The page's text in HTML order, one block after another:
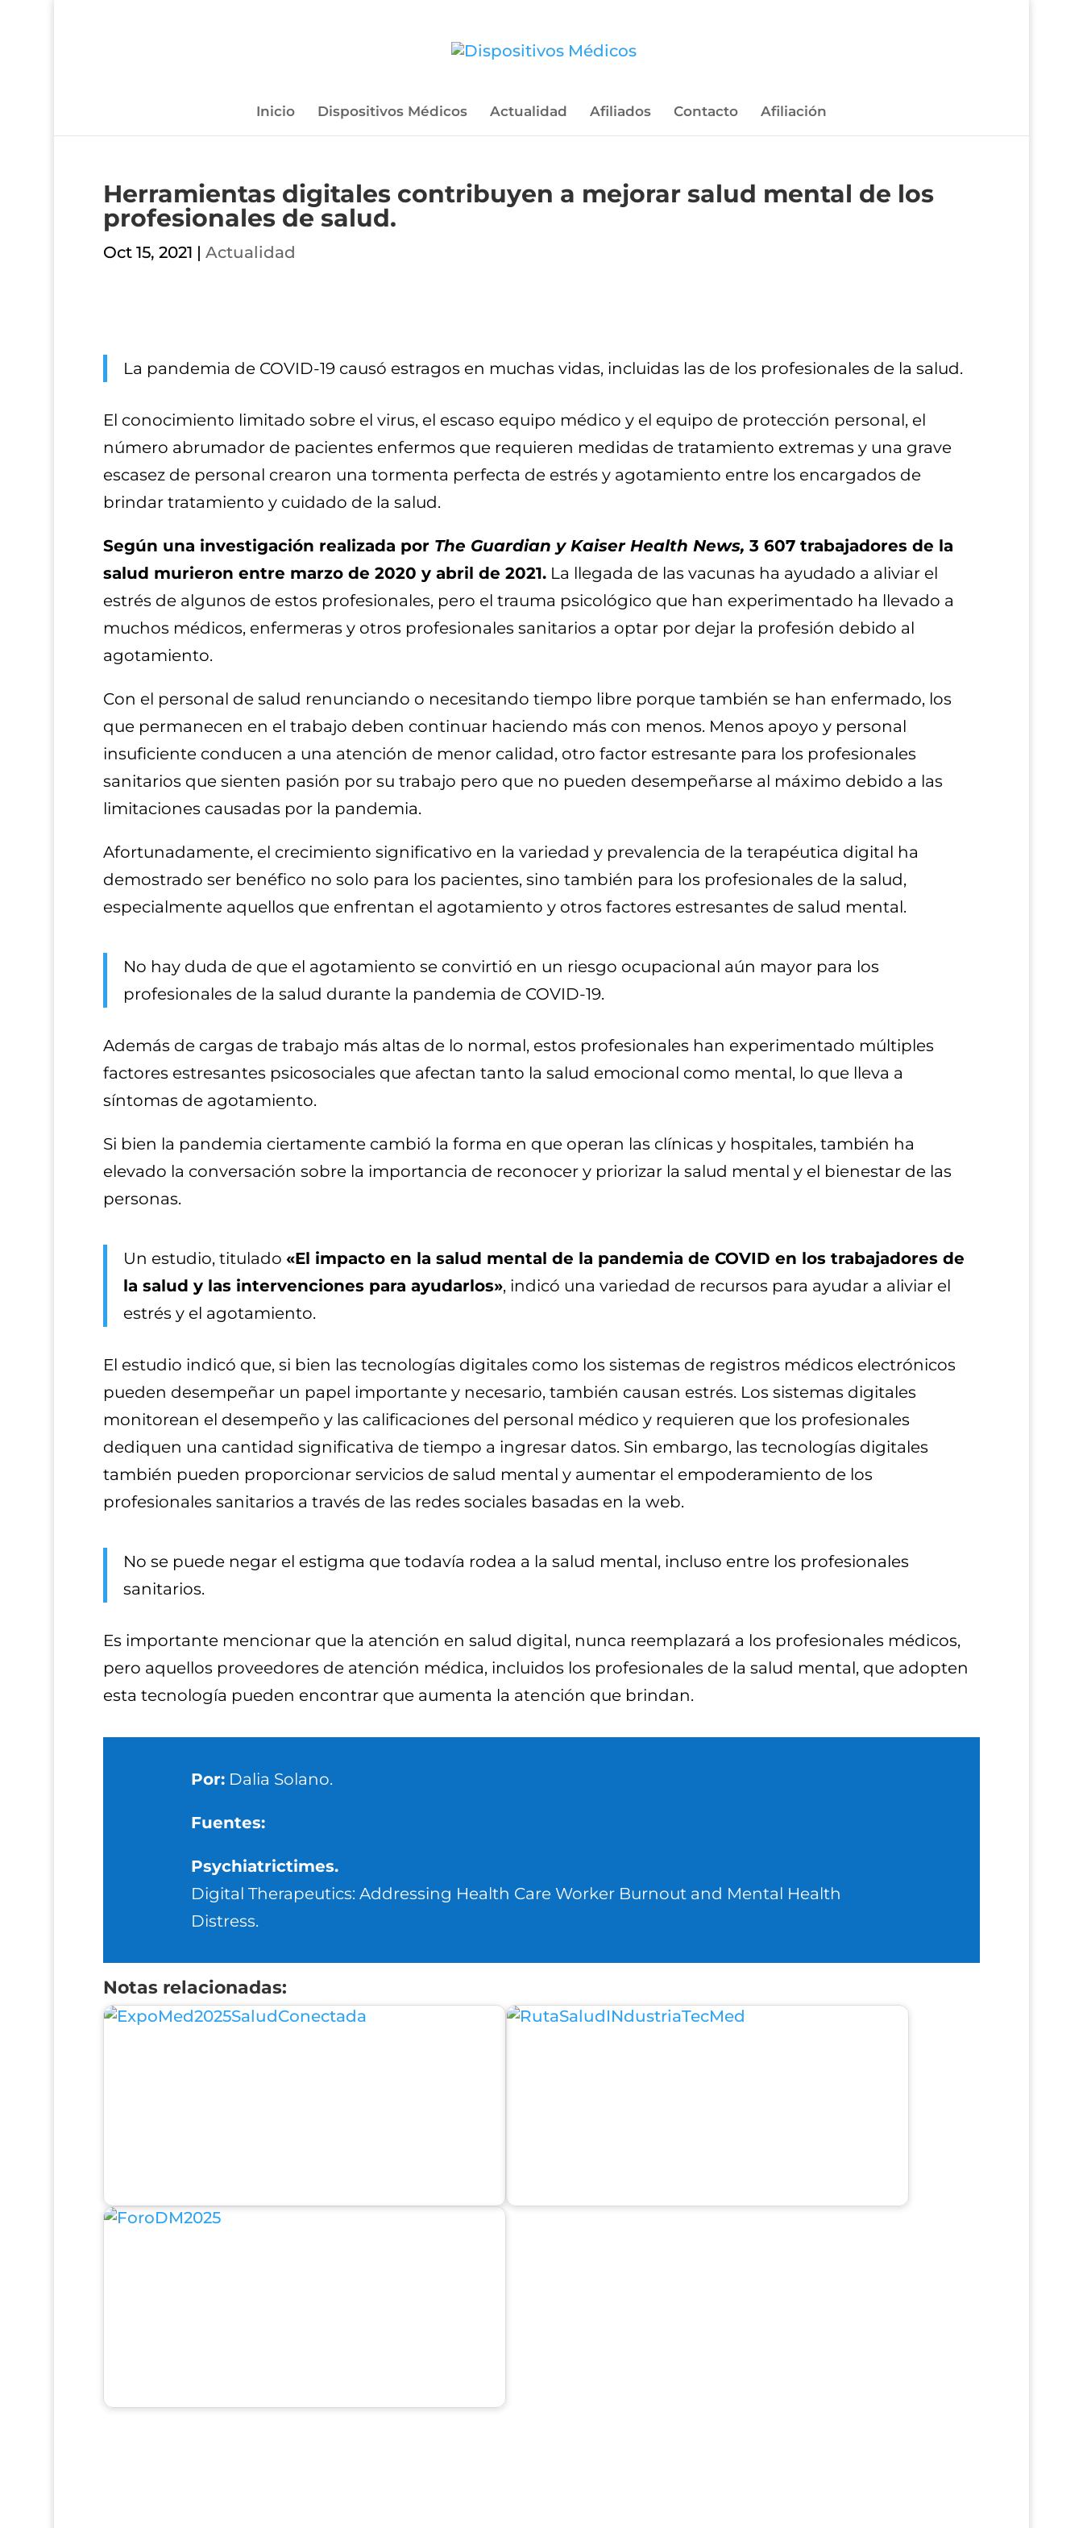
Inicio Dispositivos Médicos Actualidad Afiliados Contacto Afiliación
Herramientas digitales contribuyen a mejorar salud mental de los
profesionales de salud.
Oct 15, 2021 | Actualidad
La pandemia de COVID-19 causó estragos en muchas vidas, incluidas las de los profesionales de la salud.
El conocimiento limitado sobre el virus, el escaso equipo médico y el equipo de protección personal, el
número abrumador de pacientes enfermos que requieren medidas de tratamiento extremas y una grave
escasez de personal crearon una tormenta perfecta de estrés y agotamiento entre los encargados de
brindar tratamiento y cuidado de la salud.
Según una investigación realizada por The Guardian y Kaiser Health News, 3 607 trabajadores de la
salud murieron entre marzo de 2020 y abril de 2021.La llegada de las vacunas ha ayudado a aliviar el
estrés de algunos de estos profesionales, pero el trauma psicológico que han experimentado ha llevado a
muchos médicos, enfermeras y otros profesionales sanitarios a optar por dejar la profesión debido al
agotamiento.
Con el personal de salud renunciando o necesitando tiempo libre porque también se han enfermado, los
que permanecen en el trabajo deben continuar haciendo más con menos. Menos apoyo y personal
insuficiente conducen a una atención de menor calidad, otro factor estresante para los profesionales
sanitarios que sienten pasión por su trabajo pero que no pueden desempeñarse al máximo debido a las
limitaciones causadas por la pandemia.
Afortunadamente, el crecimiento significativo en la variedad y prevalencia de la terapéutica digital ha
demostrado ser benéfico no solo para los pacientes, sino también para los profesionales de la salud,
especialmente aquellos que enfrentan el agotamiento y otros factores estresantes de salud mental.
No hay duda de que el agotamiento se convirtió en un riesgo ocupacional aún mayor para los
profesionales de la salud durante la pandemia de COVID-19.
Además de cargas de trabajo más altas de lo normal, estos profesionales han experimentado múltiples
factores estresantes psicosociales que afectan tanto la salud emocional como mental, lo que lleva a
síntomas de agotamiento.
Si bien la pandemia ciertamente cambió la forma en que operan las clínicas y hospitales, también ha
elevado la conversación sobre la importancia de reconocer y priorizar la salud mental y el bienestar de las
personas.
Un estudio, titulado «El impacto en la salud mental de la pandemia de COVID en los trabajadores de
la salud y las intervenciones para ayudarlos», indicó una variedad de recursos para ayudar a aliviar el
estrés y el agotamiento.
El estudio indicó que, si bien las tecnologías digitales como los sistemas de registros médicos electrónicos
pueden desempeñar un papel importante y necesario, también causan estrés. Los sistemas digitales
monitorean el desempeño y las calificaciones del personal médico y requieren que los profesionales
dediquen una cantidad significativa de tiempo a ingresar datos. Sin embargo, las tecnologías digitales
también pueden proporcionar servicios de salud mental y aumentar el empoderamiento de los
profesionales sanitarios a través de las redes sociales basadas en la web.
No se puede negar el estigma que todavía rodea a la salud mental, incluso entre los profesionales
sanitarios.
Es importante mencionar que la atención en salud digital, nunca reemplazará a los profesionales médicos,
pero aquellos proveedores de atención médica, incluidos los profesionales de la salud mental, que adopten
esta tecnología pueden encontrar que aumenta la atención que brindan.
Por:Dalia Solano.
Fuentes:
Psychiatrictimes.
Digital Therapeutics: Addressing Health Care Worker Burnout and Mental Health
Distress.
Notas relacionadas: